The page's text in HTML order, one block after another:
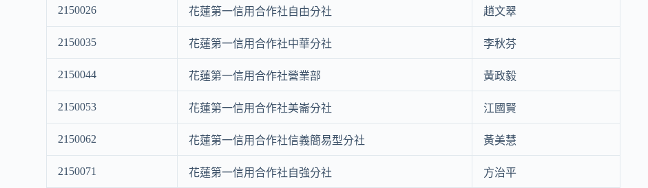
2150026 花蓮第一信用合作社自由分社 趙文翠
2150035 花蓮第一信用合作社中華分社 李秋芬
2150044 花蓮第一信用合作社營業部 黃政毅
2150053 花蓮第一信用合作社美崙分社 江國賢
2150062 花蓮第一信用合作社信義簡易型分社 黃美慧
2150071 花蓮第一信用合作社自強分社 方治平